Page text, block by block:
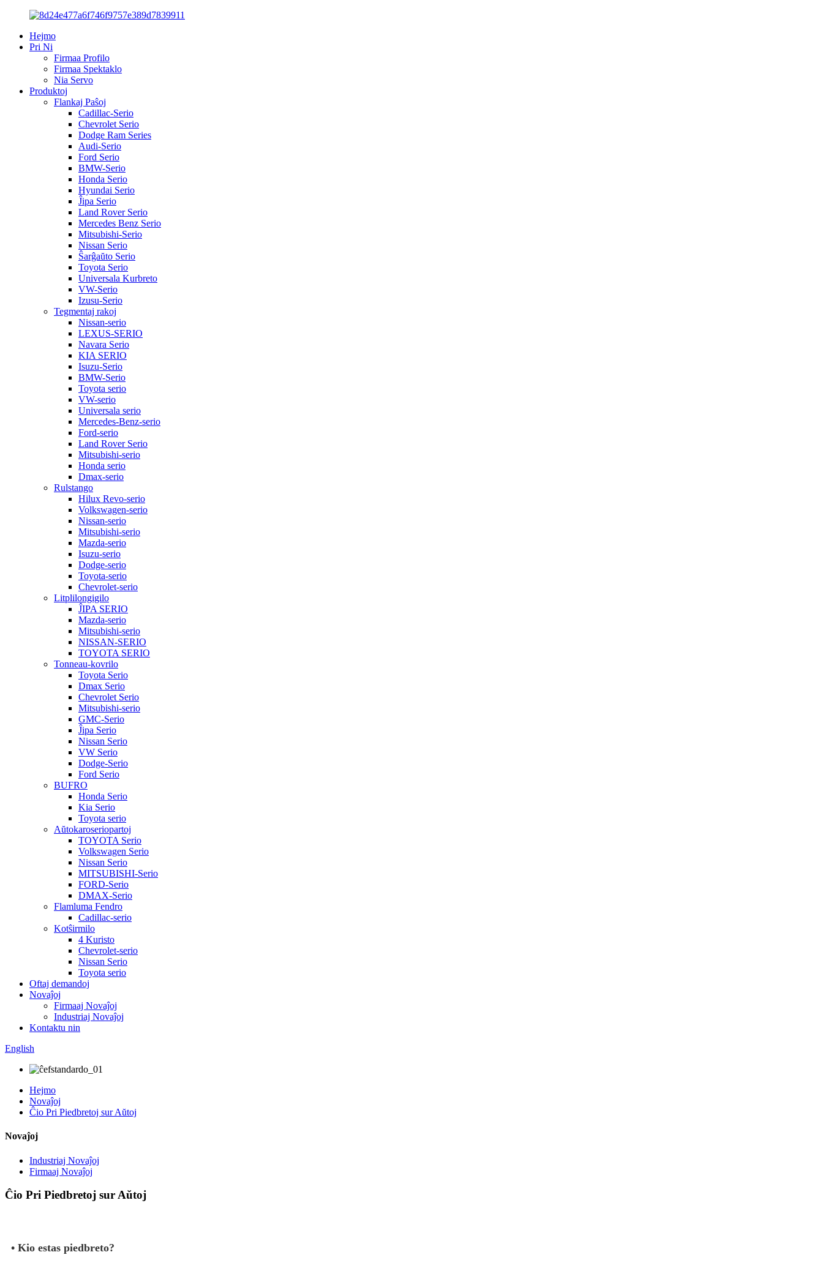
Hejmo
Pri Ni
Firmaa Profilo
Firmaa Spektaklo
Nia Servo
Produktoj
Flankaj Paŝoj
Cadillac-Serio
Chevrolet Serio
Dodge Ram Series
Audi-Serio
Ford Serio
BMW-Serio
Honda Serio
Hyundai Serio
Ĵipa Serio
Land Rover Serio
Mercedes Benz Serio
Mitsubishi-Serio
Nissan Serio
Ŝarĝaŭto Serio
Toyota Serio
Universala Kurbreto
VW-Serio
Izusu-Serio
Tegmentaj rakoj
Nissan-serio
LEXUS-SERIO
Navara Serio
KIA SERIO
Isuzu-Serio
BMW-Serio
Toyota serio
VW-serio
Universala serio
Mercedes-Benz-serio
Ford-serio
Land Rover Serio
Mitsubishi-serio
Honda serio
Dmax-serio
Rulstango
Hilux Revo-serio
Volkswagen-serio
Nissan-serio
Mitsubishi-serio
Mazda-serio
Isuzu-serio
Dodge-serio
Toyota-serio
Chevrolet-serio
Litplilongigilo
ĴIPA SERIO
Mazda-serio
Mitsubishi-serio
NISSAN-SERIO
TOYOTA SERIO
Tonneau-kovrilo
Toyota Serio
Dmax Serio
Chevrolet Serio
Mitsubishi-serio
GMC-Serio
Ĵipa Serio
Nissan Serio
VW Serio
Dodge-Serio
Ford Serio
BUFRO
Honda Serio
Kia Serio
Toyota serio
Aŭtokaroseriopartoj
TOYOTA Serio
Volkswagen Serio
Nissan Serio
MITSUBISHI-Serio
FORD-Serio
DMAX-Serio
Flamluma Fendro
Cadillac-serio
Kotŝirmilo
4 Kuristo
Chevrolet-serio
Nissan Serio
Toyota serio
Oftaj demandoj
Novaĵoj
Firmaaj Novaĵoj
Industriaj Novaĵoj
Kontaktu nin
English
Hejmo
Novaĵoj
Ĉio Pri Piedbretoj sur Aŭtoj
Novaĵoj
Industriaj Novaĵoj
Firmaaj Novaĵoj
Ĉio Pri Piedbretoj sur Aŭtoj
• Kio estas piedbreto?